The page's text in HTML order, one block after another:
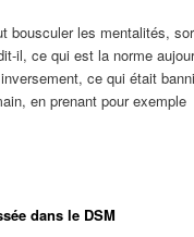
bousculer les mentalités,
il, ce qui est la norme
ce qui était
en prenant pour exemple
dans le DSM